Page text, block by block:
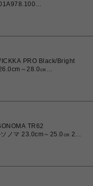
ィース スニーカー スケ
PRO Black/Bright
～28.0㎝
メンズ スニーカー
TR62
ノマ 23.0cm～25.0㎝ 23.0
ユニセックス ス